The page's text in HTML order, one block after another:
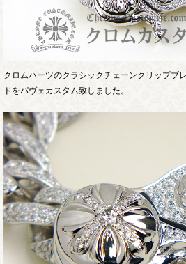
クロムハーツのクラシックチェーンクリップブ
ドをパヴェカスタム致しました。